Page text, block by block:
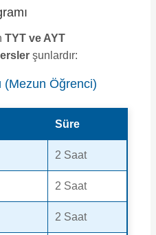
TYT ve AYT
şunlardır:
(Mezun Öğrenci)
Süre
2 Saat
2 Saat
2 Saat